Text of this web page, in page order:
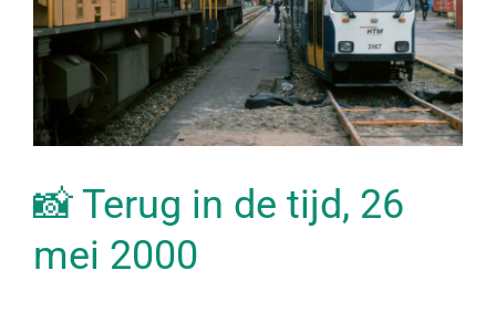
📸 Terug in de tijd, 26
mei 2000